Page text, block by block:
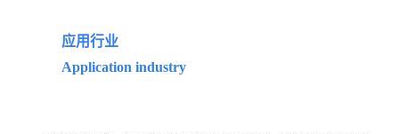
应用行业
Application industry